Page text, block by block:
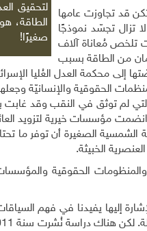
لتحقيق
الطاقة،
صغيرًا!
لم تكن قد تجاوزت عامها
2005، إلا أن قصتها لا تزال تجسّد نموذجًا
تلخص مُعاناة آلاف
من الطاقة بسبب
محكمة العدل العُليا
الحقوقية والإنسانيّة
لم توثق في النقب وقد غابت
مؤسسات خيرية لتزويد
الصغيرة أن توفر ما
الخبيثة.
الحقوقية والمؤسسات
إليها يفيدنا في فهم